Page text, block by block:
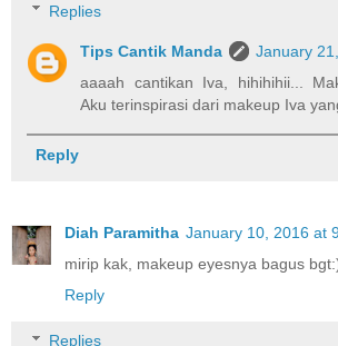
Replies
Tips Cantik Manda
January
aaaah cantikan Iva, hihihihii...
Aku terinspirasi dari makeup Iva
Reply
Diah Paramitha January 10, 2016 at
mirip kak, makeup eyesnya bagus
Reply
Replies